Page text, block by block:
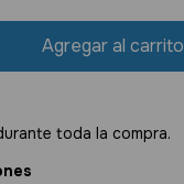
toda la compra.